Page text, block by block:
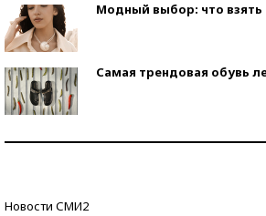
Модный выбор: что взять
Самая трендовая обувь
Новости СМИ2